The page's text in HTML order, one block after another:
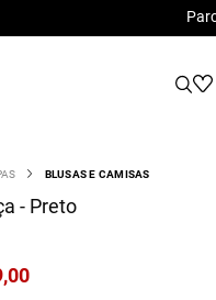
BLUSAS E CAMISAS
- Preto
,00